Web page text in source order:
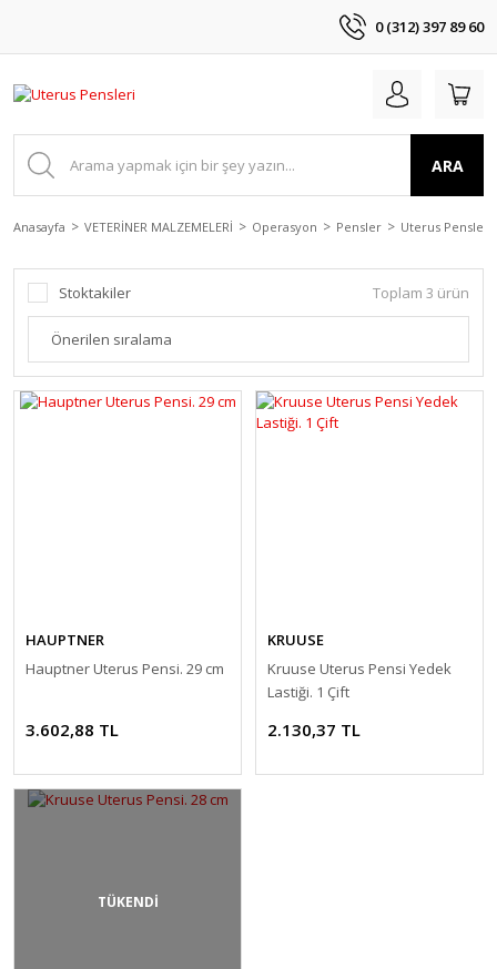
0 (312) 397 89 60
ARA
Anasayfa VETERİNER MALZEMELERİ Operasyon Pensler Uterus Pensleri
Stoktakiler Toplam 3 ürün
HAUPTNER
Hauptner Uterus Pensi. 29 cm
3.602,88 TL
KRUUSE
Kruuse Uterus Pensi Yedek
Lastiği. 1 Çift
2.130,37 TL
TÜKENDİ